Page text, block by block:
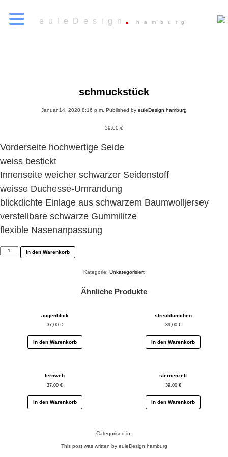
euleDesign hamburg
schmuckstück
Januar 14, 2020 8:16 p.m. Published by euleDesign.hamburg
39,00 €
Vorderseite hochwertige Seide
weiss bestickt
Innenseite weicher schwarzer Seidenstoff
weisse Duchesse-Umrandung
blickdichte Einlage aus schwarzem Baumwolljersey
verstellbare schwarze Gummilitze
flexible Nasenanpassung
schmuckstückIn den Warenkorb
Kategorie: Unkategorisiert
Ähnliche Produkte
augenblick
37,00€
In den Warenkorb
streublümchen
39,00 €
In den Warenkorb
fernweh
37,00€
In den Warenkorb
sternenzelt
39,00 €
In den Warenkorb
Categorised in:
This post was written by euleDesign.hamburg